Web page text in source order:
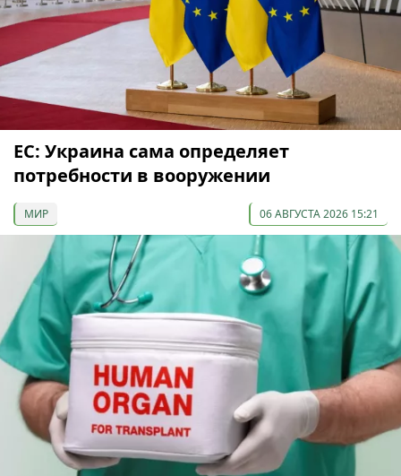
ЕС: Украина сама определяет
потребности в вооружении
МИР 06 АВГУСТА 2026 15:21